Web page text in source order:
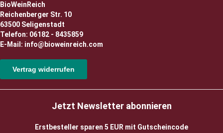
BioWeinReich
Reichenberger Str. 10
63500 Seligenstadt
Telefon: 06182 - 8435859
E-Mail: info@bioweinreich.com
Vertrag widerrufen
Jetzt Newsletter abonnieren
Erstbesteller sparen 5 EUR mit Gutscheincode